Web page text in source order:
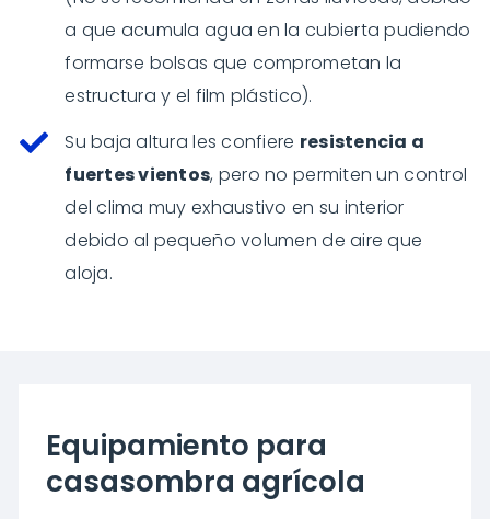
a que acumula agua en la cubierta pudiendo
formarse bolsas que comprometan la
estructura y el film plástico).
Su baja altura les confiere resistencia a
fuertes vientos, pero no permiten un control
del clima muy exhaustivo en su interior
debido al pequeño volumen de aire que
aloja.
Equipamiento para
casasombra agrícola